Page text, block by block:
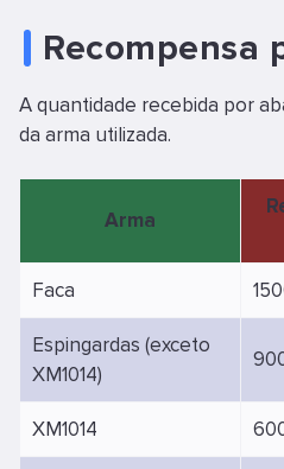
Recompensa
A quantidade recebida por
da arma utilizada.
Arma
Faca
Espingardas (exceto
XM1014)
XM1014